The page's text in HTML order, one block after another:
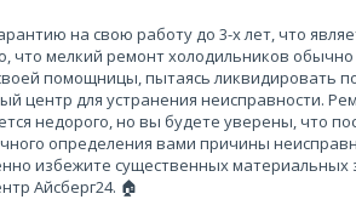
на свою работу до 3-х лет, что
что мелкий ремонт холодильников
помощницы, пытаясь ликвидировать
центр для устранения неисправности.
недорого, но вы будете уверены, что
определения вами причины
избежите существенных материальных
Айсберг24. 🏠